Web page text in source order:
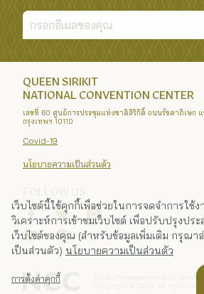
QUEEN SIRIKIT
NATIONAL CONVENTION CENTER
เลขที่ 60 ศูนย์การประชุมแห่งชาติสิริกิติ์ ถนนรัชดาภิเษก
กรุงเทพฯ 10110
Covid-19
นโยบายความเป็นส่วนตัว
N.C.C. Management and
เว็บไซต์นี้ใช้คุกกี้เพื่อช่วยในการจดจำการใช้
วิเคราะห์การเข้าชมเว็บไซต์ เพื่อปรับปรุงปร
เว็บไซต์ของคุณ (สำหรับข้อมูลเพิ่มเติม กรุณา
เป็นส่วนตัว) นโยบายความเป็นส่วนตัว
การตั้งค่าคุกกี้